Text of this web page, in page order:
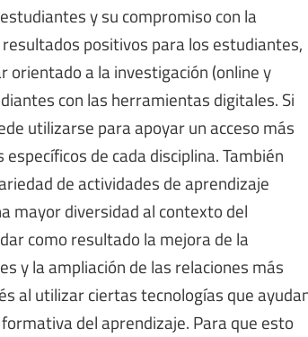
y su compromiso con la
positivos para los estudiantes,
a la investigación (online y
con las herramientas digitales. Si
utilizarse para apoyar un acceso más
de cada disciplina. También
de actividades de aprendizaje
mayor diversidad al contexto del
como resultado la mejora de la
y la ampliación de las relaciones más
al utilizar ciertas tecnologías que
del aprendizaje. Para que esto